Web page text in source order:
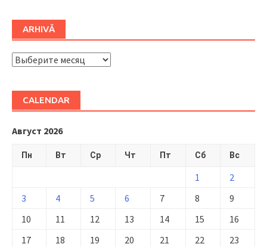
ARHIVĂ
ARHIVĂ
CALENDAR
Август 2026
Пн Вт Ср Чт Пт Сб Вс
1
2
3
4 5 6 7 8
9
10
11 12 13 14 15
16
17
18 19 20 21 22
23